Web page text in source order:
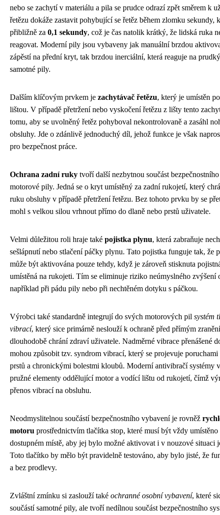
nebo se zachytí v materiálu a pila se prudce odrazí zpět směrem k
řetězu dokáže zastavit pohybující se řetěz během zlomku sekundy,
přibližně za 0,1 sekundy, což je čas natolik krátký, že lidská ruka
reagovat. Moderní pily jsou vybaveny jak manuální brzdou
zápěstí na přední kryt, tak brzdou inerciální, která reaguje na
samotné pily.
Dalším klíčovým prvkem je zachytávač řetězu, který je umístěn
lištou. V případě přetržení nebo vyskočení řetězu z lišty tento
tomu, aby se uvolněný řetěz pohyboval nekontrolovaně a zasáhl
obsluhy. Jde o zdánlivě jednoduchý díl, jehož funkce je však
pro bezpečnost práce.
Ochrana zadní ruky tvoří další nezbytnou součást
motorové pily. Jedná se o kryt umístěný za zadní rukojetí, který
ruku obsluhy v případě přetržení řetězu. Bez tohoto prvku by se
mohl s velkou silou vrhnout přímo do dlaně nebo prstů uživatele.
Velmi důležitou roli hraje také pojistka plynu, která zabraňuje
sešlápnutí nebo stlačení páčky plynu. Tato pojistka funguje tak, že
může být aktivována pouze tehdy, když je zároveň stisknuta
umístěná na rukojeti. Tím se eliminuje riziko neúmyslného zvýšení
například při pádu pily nebo při nechtěném dotyku s páčkou.
Výrobci také standardně integrují do svých motorových pil systém
vibrací, který sice primárně neslouží k ochraně před přímým
dlouhodobě chrání zdraví uživatele. Nadměrné vibrace přenášené
mohou způsobit tzv. syndrom vibrací, který se projevuje
prstů a chronickými bolestmi kloubů. Moderní antivibračí systémy
pružné elementy oddělující motor a vodící lištu od rukojetí, čímž
přenos vibrací na obsluhu.
Neodmyslitelnou součástí bezpečnostního vybavení je rovněž
motoru prostřednictvím tlačítka stop, které musí být vždy umístěno
dostupném místě, aby jej bylo možné aktivovat i v nouzové situaci
Toto tlačítko by mělo být pravidelně testováno, aby bylo jisté, že
a bez prodlevy.
Zvláštní zmínku si zaslouží také ochranné osobní vybavení, které
součástí samotné pily, ale tvoří nedílnou součást bezpečnostního